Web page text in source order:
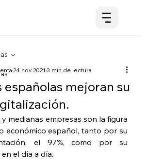
españolas mejoran su
24 nov 20213 min de lectura
medianas empresas son la figura
económico español, tanto por su
el 97%, como por su
el día a día.